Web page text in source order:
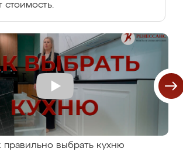
стоимость.
правильно выбрать кухню